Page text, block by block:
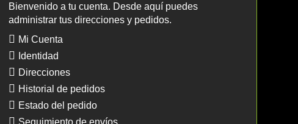
Bienvenido a tu cuenta. Desde aquí puedes
administrar tus direcciones y pedidos.
Mi Cuenta
Identidad
Direcciones
Historial de pedidos
Estado del pedido
Seguimiento de envíos